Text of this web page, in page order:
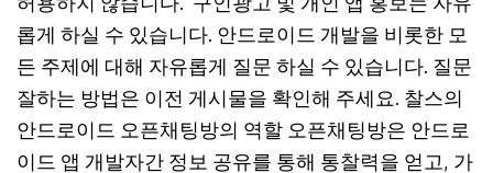
롭게 하실 수 있습니다. 안드로이드 개발을 비롯한 모
든 주제에 대해 자유롭게 질문 하실 수 있습니다. 질문
잘하는 방법은 이전 게시물을 확인해 주세요. 찰스의
안드로이드 오픈채팅방의 역할 오픈채팅방은 안드로
이드 앱 개발자간 정보 공유를 통해 통찰력을 얻고, 가